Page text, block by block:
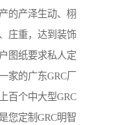
的产泽生动、栩
庄重，达到装饰
图纸要求私人定
的广东GRC厂
百个中大型GRC
您定制GRC明智